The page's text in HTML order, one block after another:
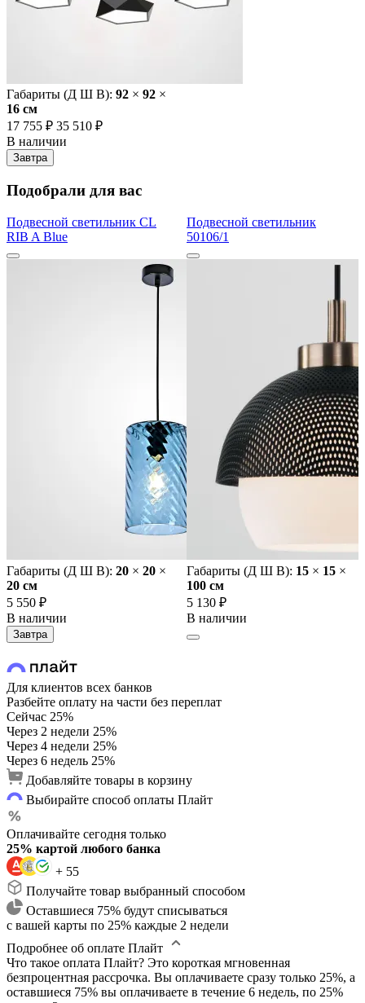
Габариты (Д Ш В): 92 × 92 ×
16 cм
17 755 ₽ 35 510 ₽
В наличии
Завтра
Подобрали для вас
Подвесной светильник CL
RIB A Blue
Габариты (Д Ш В): 20 × 20 ×
20 cм
5 550 ₽
В наличии
Завтра
Подвесной светильник
50106/1
Габариты (Д Ш В): 15 × 15 ×
100 cм
5 130 ₽
В наличии
Для клиентов всех банков
Разбейте оплату на части без переплат
Сейчас 25%
Через 2 недели 25%
Через 4 недели 25%
Через 6 недель 25%
Добавляйте товары в корзину
Выбирайте способ оплаты Плайт
Оплачивайте сегодня только
25% картой любого банка
+ 55
Получайте товар выбранный способом
Оставшиеся 75% будут списываться
с вашей карты по 25% каждые 2 недели
Подробнее об оплате Плайт
Что такое оплата Плайт? Это короткая мгновенная
безпроцентная рассрочка. Вы оплачиваете сразу только 25%, а
оставшиеся 75% вы оплачиваете в течение 6 недель, по 25%